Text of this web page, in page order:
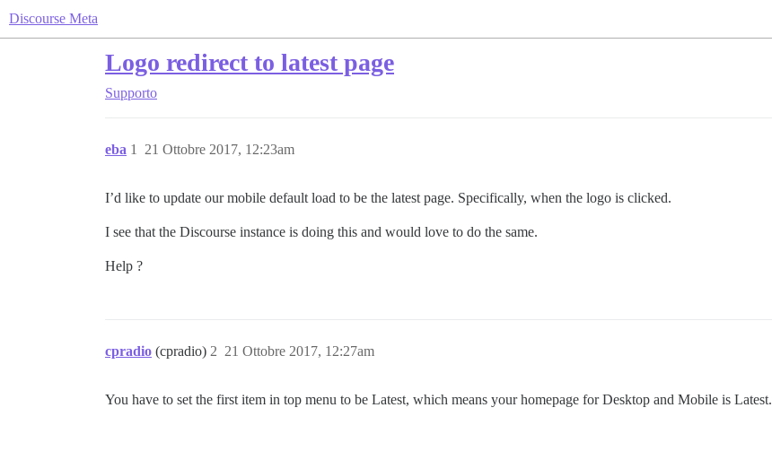
Discourse Meta
Logo redirect to latest page
Supporto
eba 21 Ottobre 2017, 12:23am
1
I’d like to update our mobile default load to be the latest page. Specifically, when the logo is clicked.
I see that the Discourse instance is doing this and would love to do the same.
Help ?
cpradio (cpradio) 21 Ottobre 2017, 12:27am
2
You have to set the first item in top menu to be Latest, which means your homepage for Desktop and Mobile is Latest.